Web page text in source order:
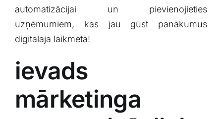
automatizācijai un pievienojieties
uzņēmumiem,‍ kas ⁣jau gūst panākumus
digitālajā laikmetā!
ievads⁣
mārketinga